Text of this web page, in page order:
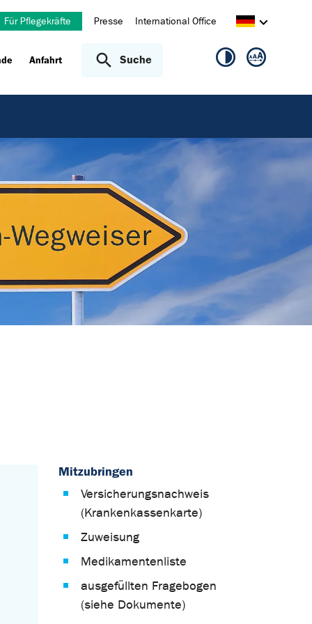
Für Pflegekräfte Presse International Office
Anfahrt Suche
Mitzubringen
Versicherungsnachweis
(Krankenkassenkarte)
Zuweisung
Medikamentenliste
ausgefüllten Fragebogen
(siehe Dokumente)